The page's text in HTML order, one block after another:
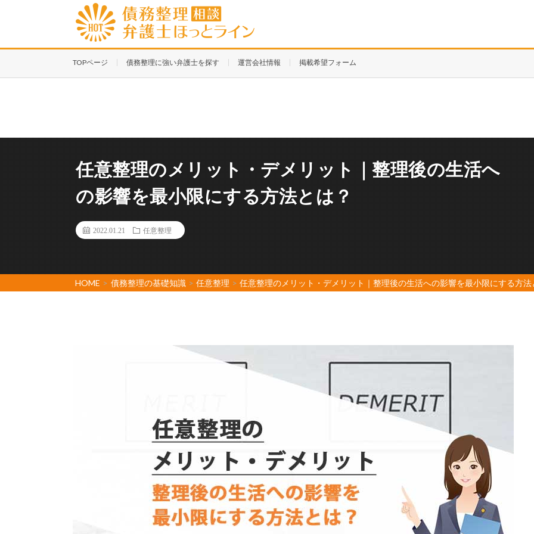
TOPページ 債務整理に強い弁護士を探す 運営会社情報 掲載希望フォーム
任意整理のメリット・デメリット｜整理後の生活へ
の影響を最小限にする方法とは？
2022.01.21 任意整理
HOME > 債務整理の基礎知識 > 任意整理 > 任意整理のメリット・デメリット｜整理後の生活への影響を最小限にする方法